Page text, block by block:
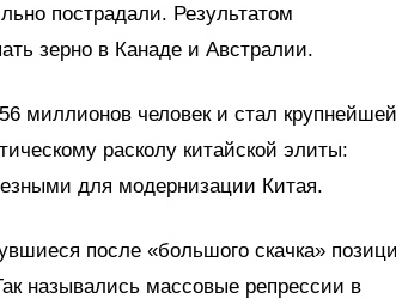
пострадали. Результатом
зерно в Канаде и Австралии.
миллионов человек и стал крупнейшей
расколу китайской элиты:
для модернизации Китая.
после «большого скачка»
назывались массовые репрессии в